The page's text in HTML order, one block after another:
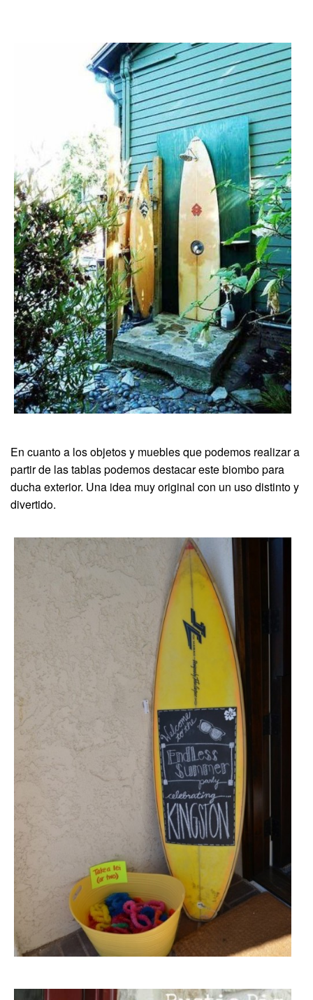
En cuanto a los objetos y muebles que podemos realizar a
partir de las tablas podemos destacar este biombo para
ducha exterior. Una idea muy original con un uso distinto y
divertido.